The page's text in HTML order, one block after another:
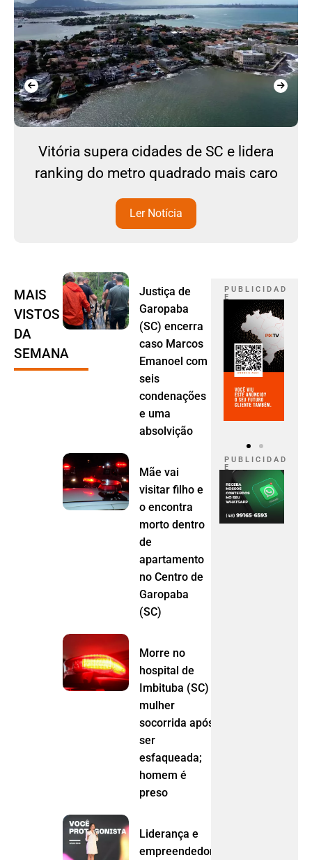
Vitória supera cidades de SC e lidera
ranking do metro quadrado mais caro
Ler Notícia
MAIS
VISTOS
DA
SEMANA
Justiça de
Garopaba
(SC) encerra
caso Marcos
Emanoel com
seis
condenações
e uma
absolvição
Mãe vai
visitar filho e
o encontra
morto dentro
de
apartamento
no Centro de
Garopaba
(SC)
Morre no
hospital de
Imbituba (SC)
mulher
socorrida após
ser
esfaqueada;
homem é
preso
Liderança e
empreendedorismo
P U B L I C I D A D
E
P U B L I C I D A D
E